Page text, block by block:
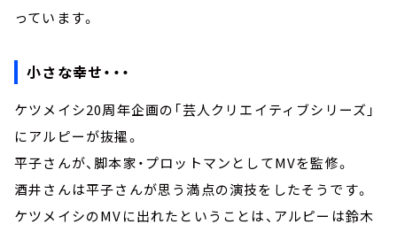
っています。
小さな幸せ・・・
ケツメイシ20周年企画の「芸人クリエイティブシリーズ」
にアルピーが抜擢。
平子さんが、脚本家・プロットマンとしてMVを監修。
酒井さんは平子さんが思う満点の演技をしたそうです。
ケツメイシのMVに出れたということは、アルピーは鈴木